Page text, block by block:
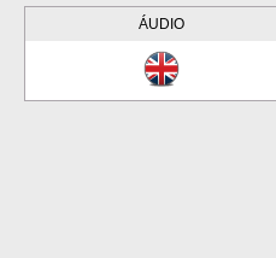
ÁUDIO